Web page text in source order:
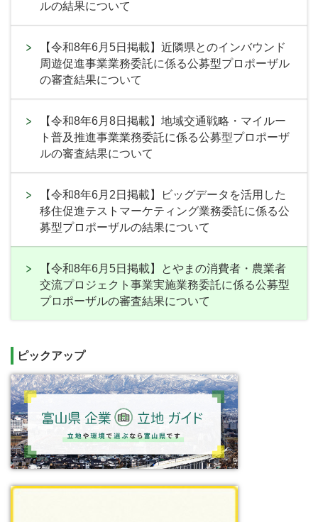
ルの結果について
【令和8年6月5日掲載】近隣県とのインバウンド
周遊促進事業業務委託に係る公募型プロポーザル
の審査結果について
【令和8年6月8日掲載】地域交通戦略・マイルー
ト普及推進事業業務委託に係る公募型プロポーザ
ルの審査結果について
【令和8年6月2日掲載】ビッグデータを活用した
移住促進テストマーケティング業務委託に係る公
募型プロポーザルの結果について
【令和8年6月5日掲載】とやまの消費者・農業者
交流プロジェクト事業実施業務委託に係る公募型
プロポーザルの審査結果について
ピックアップ